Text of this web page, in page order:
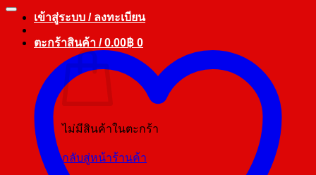
เข้าสู่ระบบ / ลงทะเบียน
ตะกร้าสินค้า /0.00฿ 0
ไม่มีสินค้าในตะกร้า
กลับสู่หน้าร้านค้า